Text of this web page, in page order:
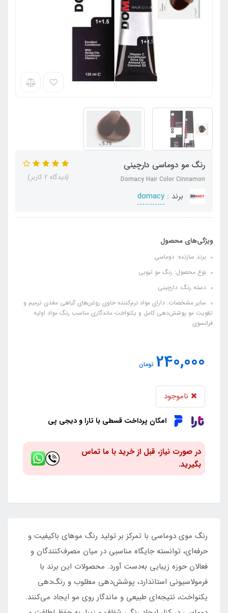
رنگ مو دوماسی دارچینی
Domacy Hair Color Cinnamon
برند :domacy
(دیدگاه 2 کاربر)
ویژگی‌های محصول
برند سازنده: دوماسی
نوع محصول: رنگ مو تیوبی
دسته رنگ: دارچینی
سایر مشخصات: دارای مواد نرم‌کننده حاوی روغن‌های گیاهی مغذی ترمیم و
تقویت مو پوشش‌دهی کامل و یکنواخت ماندگاری مناسب رنگ مواد اولیه
فرانسوی
240,000 تومان
ناموجود
امکان پرداخت قسطی با تارا و دیجی پی
در صورت نیاز، قبل از خرید با ما تماس
بگیرید.
رنگ موی دوماسی با تمرکز بر تولید رنگ موهای باکیفیت و
حرفه‌ای، توانسته جایگاه مناسبی در میان مصرف‌کنندگان و
فعالان حوزه زیبایی به‌دست آورد. محصولات این برند با
فرمولاسیونی استاندارد، پوشش‌دهی مطلوب و رنگ‌دهی
یکنواخت، نتیجه‌ای طبیعی و ماندگار روی مو ایجاد می‌کنند.